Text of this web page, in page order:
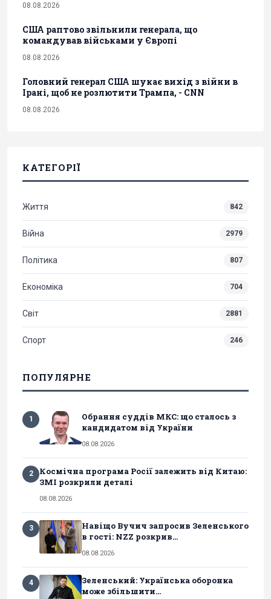
08.08.2026
США раптово звільнили генерала, що
командував військами у Європі
08.08.2026
Головний генерал США шукає вихід з війни в
Ірані, щоб не розлютити Трампа, - CNN
08.08.2026
КАТЕГОРІЇ
Життя 842
Війна 2979
Політика 807
Економіка 704
Світ 2881
Спорт 246
ПОПУЛЯРНЕ
1
Обрання суддів МКС: що сталось з
кандидатом від України
08.08.2026
2
Космічна програма Росії залежить від Китаю:
ЗМІ розкрили деталі
08.08.2026
3
Навіщо Вучич запросив Зеленського
в гості: NZZ розкрив...
08.08.2026
4
Зеленський: Українська оборонка
може збільшити...